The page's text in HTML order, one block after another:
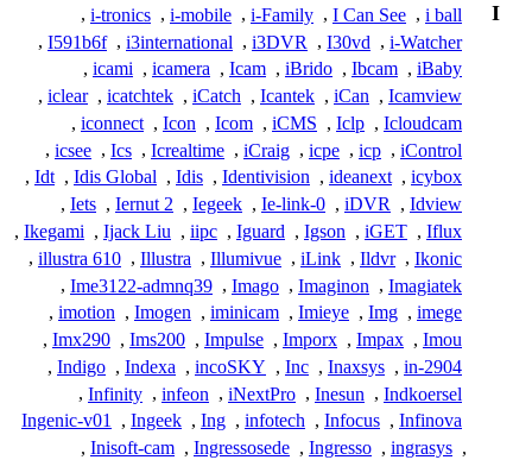
I
i ball
,
I Can See
,
i-Family
,
i-mobile
,
i-tronics
,
i-Watcher
,
I30vd
,
i3DVR
,
i3international
,
I591b6f
,
iBaby
,
Ibcam
,
iBrido
,
Icam
,
icamera
,
icami
,
Icamview
,
iCan
,
Icantek
,
iCatch
,
icatchtek
,
iclear
,
Icloudcam
,
Iclp
,
iCMS
,
Icom
,
Icon
,
iconnect
,
iControl
,
icp
,
icpe
,
iCraig
,
Icrealtime
,
Ics
,
icsee
,
icybox
,
ideanext
,
Identivision
,
Idis
,
Idis Global
,
Idt
,
Idview
,
iDVR
,
Ie-link-0
,
Iegeek
,
Iernut 2
,
Iets
,
Iflux
,
iGET
,
Igson
,
Iguard
,
iipc
,
Ijack Liu
,
Ikegami
,
Ikonic
,
Ildvr
,
iLink
,
Illumivue
,
Illustra
,
illustra 610
,
Imagiatek
,
Imaginon
,
Imago
,
Ime3122-admnq39
,
imege
,
Img
,
Imieye
,
iminicam
,
Imogen
,
imotion
,
Imou
,
Impax
,
Imporx
,
Impulse
,
Ims200
,
Imx290
,
in-2904
,
Inaxsys
,
Inc
,
incoSKY
,
Indexa
,
Indigo
,
Indkoersel
,
Inesun
,
iNextPro
,
infeon
,
Infinity
,
Infinova
,
Infocus
,
infotech
,
Ing
,
Ingeek
,
Ingenic-v01
,
ingrasys
,
Ingresso
,
Ingressosede
,
Inisoft-cam
,